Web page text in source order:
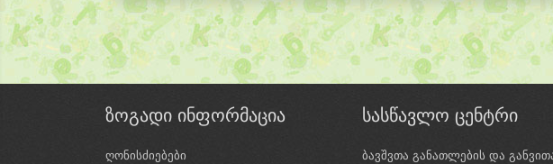
ზოგადი ინფორმაცია
ღონისძიებები
სასწავლო ცენტრი
ბავშვთა განათლების და